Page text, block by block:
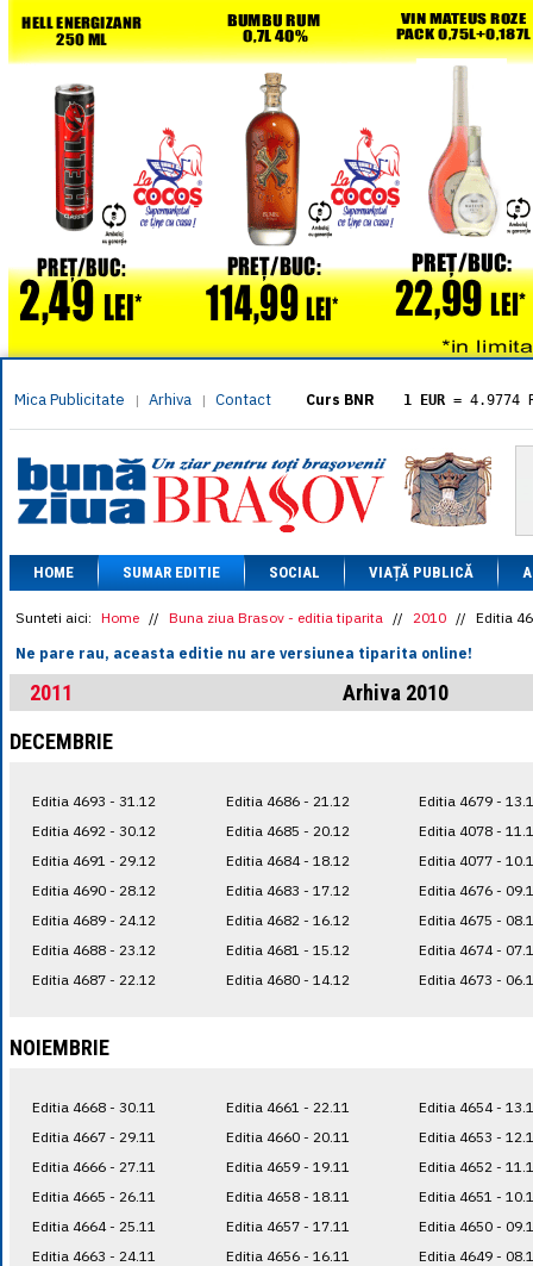
Mica Publicitate | Arhiva | Contact Curs BNR 1 EUR = 4.9774
= 5.8304
1 XAU= 464.4611
1 AED= 1.1933
1 AUD= 2.7957
1 BGN= 2.5449
1 CAD= 3.1559
1 CHF= 5.2813
1 CNY= 0.6015
1 DKK= 0.6668
1 EGP= 0.0860
1 HUF= 1.2223
1 MXN= 0.2227
1 NOK= 0.4191
1 RSD= 0.0425
1 RUB= 0.0530
1 TRY= 0.1141
1 UAH= 0.1048
HOME SUMAR EDITIE SOCIAL VIAȚĂ PUBLICĂ
Sunteti aici: Home // Buna ziua Brasov - editia tiparita // 2010 // Editia
Ne pare rau, aceasta editie nu are versiunea tiparita online!
2011
Arhiva 2010
DECEMBRIE
Editia 4693 - 31.12
Editia 4692 - 30.12
Editia 4691 - 29.12
Editia 4690 - 28.12
Editia 4689 - 24.12
Editia 4688 - 23.12
Editia 4687 - 22.12
Editia 4686 - 21.12
Editia 4685 - 20.12
Editia 4684 - 18.12
Editia 4683 - 17.12
Editia 4682 - 16.12
Editia 4681 - 15.12
Editia 4680 - 14.12
Editia 4679 -
Editia 4078 -
Editia 4077 -
Editia 4676 -
Editia 4675 -
Editia 4674 -
Editia 4673 -
NOIEMBRIE
Editia 4668 - 30.11
Editia 4667 - 29.11
Editia 4666 - 27.11
Editia 4665 - 26.11
Editia 4664 - 25.11
Editia 4663 - 24.11
Editia 4661 - 22.11
Editia 4660 - 20.11
Editia 4659 - 19.11
Editia 4658 - 18.11
Editia 4657 - 17.11
Editia 4656 - 16.11
Editia 4654 -
Editia 4653 -
Editia 4652 -
Editia 4651 -
Editia 4650 -
Editia 4649 -